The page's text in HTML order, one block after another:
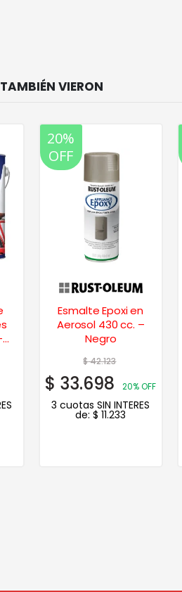
20%
OFF
Esmalte Epoxi en
Aerosol 430 cc. –
Negro
$42.123
$ 33.698 20% OFF
3 cuotas SIN INTERES
de:$ 11.233